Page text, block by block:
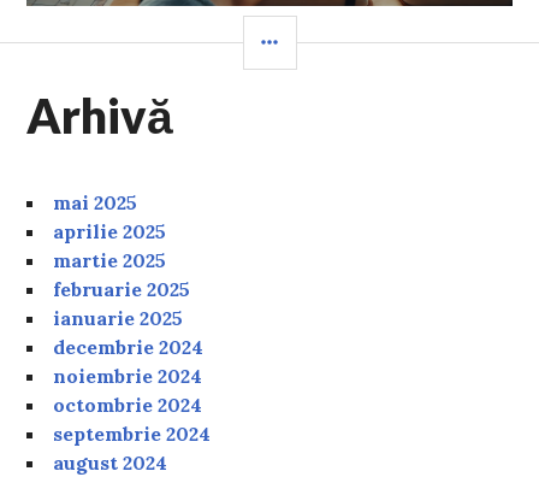
Arhivă
mai 2025
aprilie 2025
martie 2025
februarie 2025
ianuarie 2025
decembrie 2024
noiembrie 2024
octombrie 2024
septembrie 2024
august 2024